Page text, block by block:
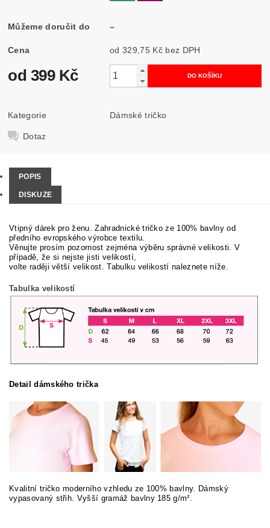
Můžeme doručit do –
Cena od 329,75 Kč bez DPH
od 399 Kč
Kategorie Dámské tričko
Dotaz
POPIS
DISKUZE
Vtipný dárek pro ženu. Zahradnické tričko ze 100% bavlny od
předního evropského výrobce textilu.
Věnujte prosím pozornost zejména výběru správné velikosti. V
případě, že si nejste jisti velikostí,
volte raději větší velikost. Tabulku velikostí naleznete níže.
Tabulka velikostí
Detail dámského trička
Kvalitní tričko moderního vzhledu ze 100% bavlny. Dámský
vypasovaný střih. Vyšší gramáž bavlny 185 g/m².